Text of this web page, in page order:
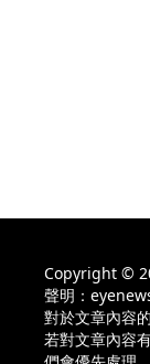
Copyright ©
聲明：
對於文章內容
若對文章內容